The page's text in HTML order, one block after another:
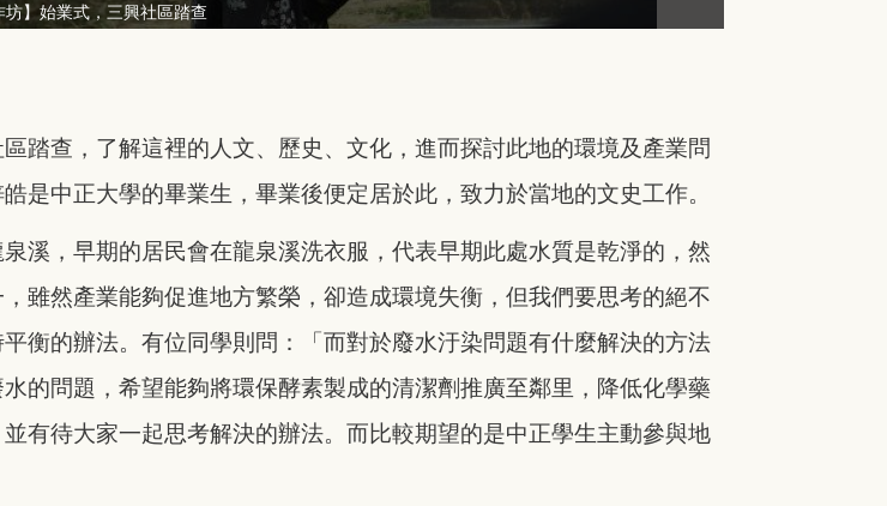
坊】始業式，三興社區踏查
踏查，了解這裡的人文、歷史、文化，進而探討此地的環境及產業問
是中正大學的畢業生，畢業後便定居於此，致力於當地的文史工作。
溪，早期的居民會在龍泉溪洗衣服，代表早期此處水質是乾淨的，然
雖然產業能夠促進地方繁榮，卻造成環境失衡，但我們要思考的絕不
衡的辦法。有位同學則問：「而對於廢水汙染問題有什麼解決的方法
的問題，希望能夠將環保酵素製成的清潔劑推廣至鄰里，降低化學藥
有待大家一起思考解決的辦法。而比較期望的是中正學生主動參與地